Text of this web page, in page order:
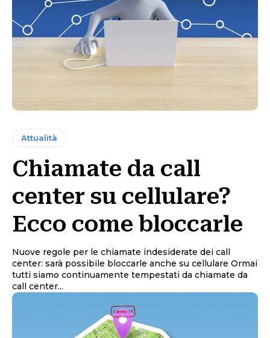
Attualità
Chiamate da call
center su cellulare?
Ecco come bloccarle
Nuove regole per le chiamate indesiderate dei call
center: sarà possibile bloccarle anche su cellulare Ormai
tutti siamo continuamente tempestati da chiamate da
call center...